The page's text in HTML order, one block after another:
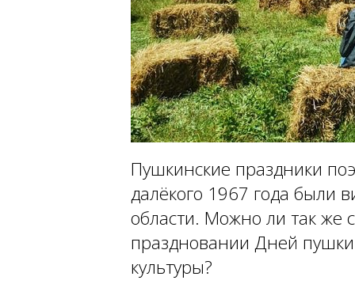
Пушкинские праздники
далёкого 1967 года были
области. Можно ли так же
праздновании Дней
культуры?